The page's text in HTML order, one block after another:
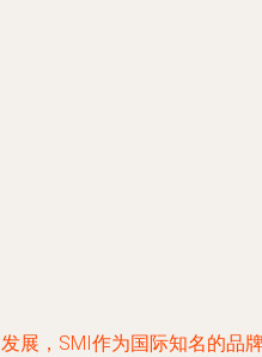
展，SMI作为国际知名的品